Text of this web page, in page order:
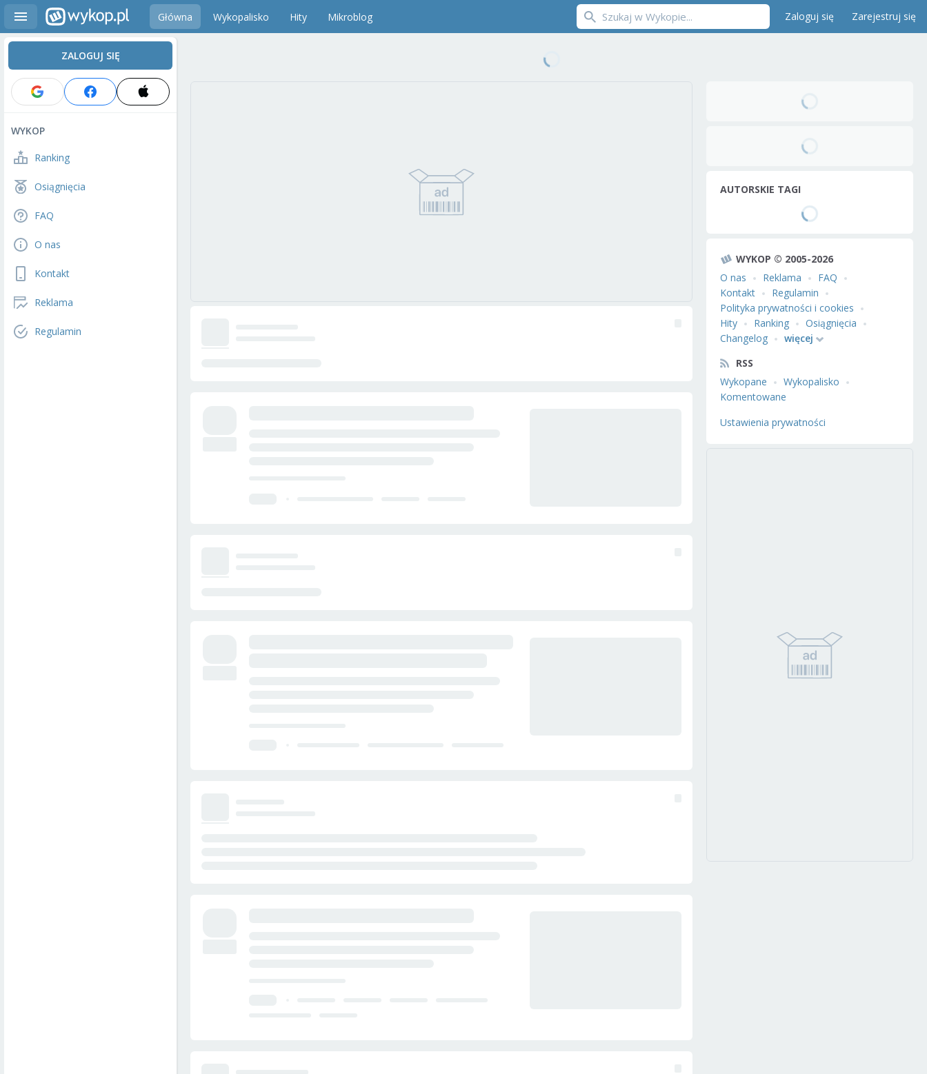
Główna Wykopalisko Hity Mikroblog Zaloguj się Zarejestruj się
ZALOGUJ SIĘ
WYKOP
Ranking
Osiągnięcia
FAQ
O nas
Kontakt
Reklama
Regulamin
AUTORSKIE TAGI
WYKOP © 2005-2026
O nas
Reklama
FAQ
Kontakt
Regulamin
Polityka prywatności i cookies
Hity
Ranking
Osiągnięcia
Changelog
więcej
RSS
Wykopane
Wykopalisko
Komentowane
Ustawienia prywatności